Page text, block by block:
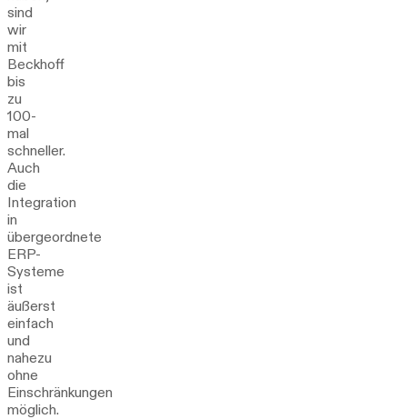
sind
wir
mit
Beckhoff
bis
zu
100-
mal
schneller.
Auch
die
Integration
in
übergeordnete
ERP-
Systeme
ist
äußerst
einfach
und
nahezu
ohne
Einschränkungen
möglich.